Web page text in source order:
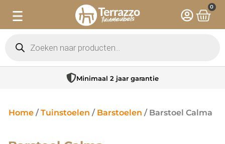
0
Minimaal 2 jaar garantie
Home /Tuinstoelen / Barstoelen / Barstoel Calma